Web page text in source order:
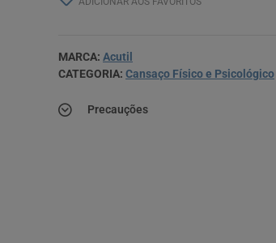
MARCA: Acutil
CATEGORIA: Cansaço Físico e Psicológico
Precauções